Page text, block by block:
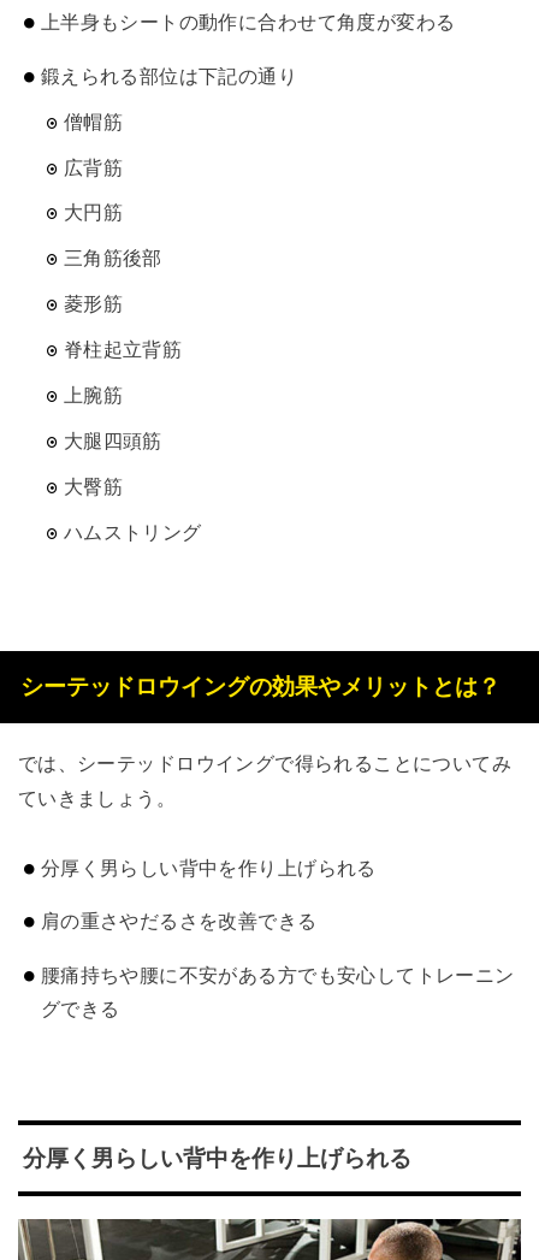
上半身もシートの動作に合わせて角度が変わる
鍛えられる部位は下記の通り
僧帽筋
広背筋
大円筋
三角筋後部
菱形筋
脊柱起立背筋
上腕筋
大腿四頭筋
大臀筋
ハムストリング
シーテッドロウイングの効果やメリットとは？
では、シーテッドロウイングで得られることについてみ
ていきましょう。
分厚く男らしい背中を作り上げられる
肩の重さやだるさを改善できる
腰痛持ちや腰に不安がある方でも安心してトレーニン
グできる
分厚く男らしい背中を作り上げられる